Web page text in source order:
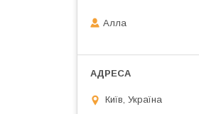
Алла
Київ, Україна